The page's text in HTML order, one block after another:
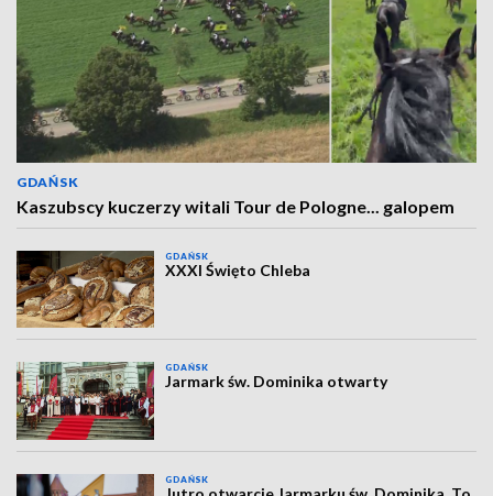
GDAŃSK
Kaszubscy kuczerzy witali Tour de Pologne... galopem
GDAŃSK
XXXI Święto Chleba
GDAŃSK
Jarmark św. Dominika otwarty
GDAŃSK